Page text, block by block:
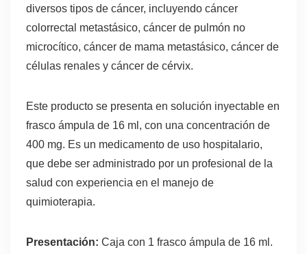
diversos tipos de cáncer, incluyendo cáncer
colorrectal metastásico, cáncer de pulmón no
microcítico, cáncer de mama metastásico, cáncer de
células renales y cáncer de cérvix.
Este producto se presenta en solución inyectable en
frasco ámpula de 16 ml, con una concentración de
400 mg. Es un medicamento de uso hospitalario,
que debe ser administrado por un profesional de la
salud con experiencia en el manejo de
quimioterapia.
Presentación: Caja con 1 frasco ámpula de 16 ml.